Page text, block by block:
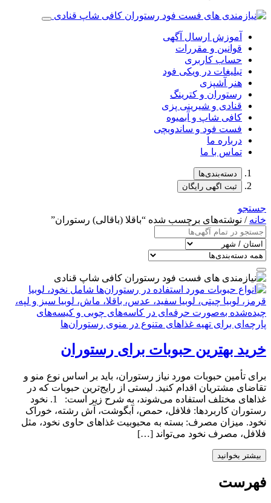
آموزش ارسال آگهی
قوانین و مقررات
حساب کاربری
تبلیغات در ویکی فود
هنر آشپزی
رستوران و کترینگ
قنادی و شیرینی پزی
کافی شاپ و آبمیوه
فست فود و ساندویچی
درباره ما
تماس با ما
دسته‌بندی‌ها
ثبت اگهی رایگان
جستجو
خانه / نوشته‌های برچسب شده “باقلا (باقالی) رستوران”
خرید بهترین حبوبات برای رستوران
برای تأمین حبوبات مورد نیاز رستوران، باید بر اساس نوع منو و
تقاضای مشتریان اقدام کنید. لیستی از رایج‌ترین حبوبات که در
غذاهای مختلف استفاده می‌شوند، به شرح زیر است: 1. نخود
رستوران کاربردها: فلافل، حمص، آبگوشت، آش رشته، خوراک
نخود. میزان مصرف: بسته به محبوبیت غذاهای حاوی نخود، مثل
فلافل، مصرف نخود می‌تواند […]
بیشتر بخوانید
فهرست